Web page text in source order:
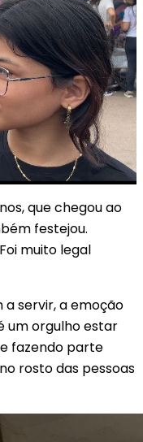
que chegou ao
festejou.
muito legal
a servir, a emoção
um orgulho estar
fazendo parte
rosto das pessoas